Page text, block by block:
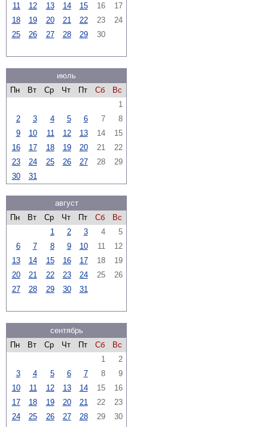
11
12 13 14 15 16
17
18
19 20 21 22 23
24
25
26 27 28 29 30
июль
Пн
Вт Ср Чт Пт Сб
Вс
1
2
3 4 5 6 7
8
9
10 11 12 13 14
15
16
17 18 19 20 21
22
23
24 25 26 27 28
29
30
31
август
Пн
Вт Ср Чт Пт Сб
Вс
1
2 3 4
5
6
7 8 9 10 11
12
13
14 15 16 17 18
19
20
21 22 23 24 25
26
27
28 29 30 31
сентябрь
Пн
Вт Ср Чт Пт Сб
Вс
1
2
3
4 5 6 7 8
9
10
11 12 13 14 15
16
17
18 19 20 21 22
23
24
25 26 27 28 29 30